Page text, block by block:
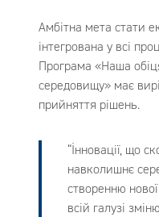
Амбітна мета стати
інтегрована у всі
Програма «Наша
середовищу» має
прийняття рішень.
“Інновації, що
навколишнє
створенню
всій галузі